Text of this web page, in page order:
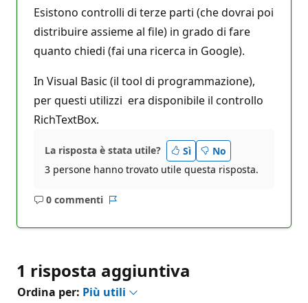
Esistono controlli di terze parti (che dovrai poi
distribuire assieme al file) in grado di fare
quanto chiedi (fai una ricerca in Google).
In Visual Basic (il tool di programmazione),
per questi utilizzi era disponibile il controllo
RichTextBox.
La risposta è stata utile? Sì
No
3 persone hanno trovato utile questa risposta.
0 commenti
Nessun
1 risposta aggiuntiva
Ordina per: Più utili